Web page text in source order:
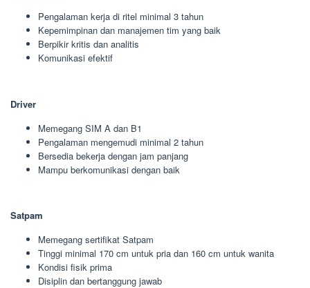
Pengalaman kerja di ritel minimal 3 tahun
Kepemimpinan dan manajemen tim yang baik
Berpikir kritis dan analitis
Komunikasi efektif
Driver
Memegang SIM A dan B1
Pengalaman mengemudi minimal 2 tahun
Bersedia bekerja dengan jam panjang
Mampu berkomunikasi dengan baik
Satpam
Memegang sertifikat Satpam
Tinggi minimal 170 cm untuk pria dan 160 cm untuk wanita
Kondisi fisik prima
Disiplin dan bertanggung jawab